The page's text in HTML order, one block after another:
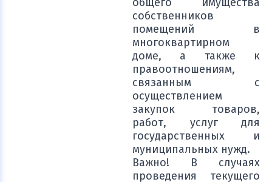
собственников
помещений в
многоквартирном
доме, а также к
правоотношениям,
связанным с
осуществлением
закупок товаров,
работ, услуг для
государственных и
муниципальных нужд.
Важно! В случаях
проведения текущего